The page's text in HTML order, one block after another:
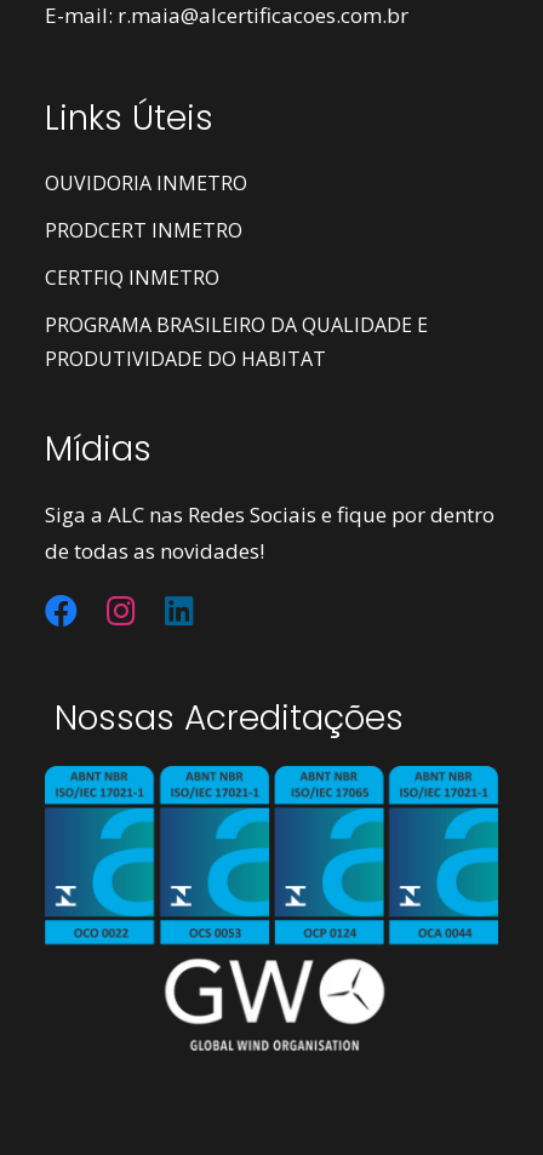
E-mail: r.maia@alcertificacoes.com.br
Links Úteis
OUVIDORIA INMETRO
PRODCERT INMETRO
CERTFIQ INMETRO
PROGRAMA BRASILEIRO DA QUALIDADE E
PRODUTIVIDADE DO HABITAT
Mídias
Siga a ALC nas Redes Sociais e fique por dentro
de todas as novidades!
Nossas Acreditações